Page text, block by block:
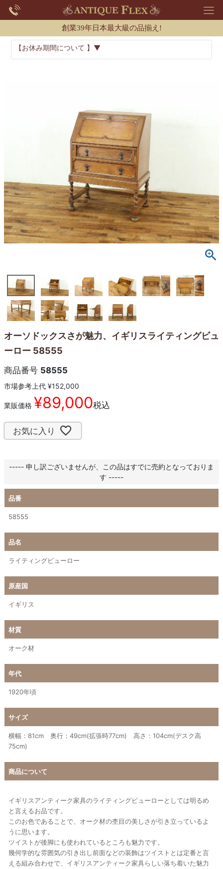
創業39年日本最大級の品揃え!
【お休み期間について 】▼
オーソドックスさが魅力、イギリスライティングビュ
ーロー 58555
商品番号 58555
市場参考上代 ¥152,000
業販価格 ¥89,000税込
お気に入り
----- 申し訳ございませんが、この品はすでに売約となっておりま
す -----
品番
58555
品名
ライティングビューロー
原産国
イギリス
材質
オーク材
年代
1920年頃
サイズ
横幅：81cm 奥行：49cm(拡張時77cm) 高さ：104cm(デスク高
75cm)
商品について
イギリスアンティーク家具のライティングビューローとしては明るめ
と言えるお品です。
このお色であることで、オーク材の杢目の美しさが引き立っているよ
うに思います。
ツイストが後脚にも使われているところも魅力です。
幾何学的な雰囲気の引き出し前面などの装飾はツイストとは定番と言
える組み合わせで、イギリスアンティーク家具らしい落ち着いた魅力